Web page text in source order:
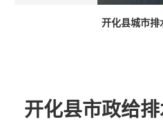
开化县城市排
开化县市政给